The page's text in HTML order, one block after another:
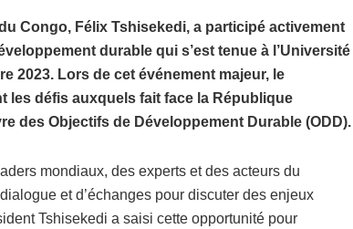
Congo, Félix Tshisekedi, a participé activement
durable qui s’est tenue à l’Université
2023. Lors de cet événement majeur, le
les défis auxquels fait face la République
des Objectifs de Développement Durable (ODD).
mondiaux, des experts et des acteurs du
et d’échanges pour discuter des enjeux
Tshisekedi a saisi cette opportunité pour